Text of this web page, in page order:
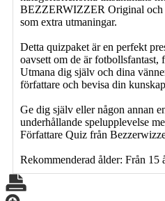
BEZZERWIZZER Original och
som extra utmaningar.
Detta quizpaket är en perfekt
oavsett om de är fotbollsfantast,
Utmana dig själv och dina
författare och bevisa din
Ge dig själv eller någon annan
underhållande spelupplevelse
Författare Quiz från
Rekommenderad ålder: Från 15